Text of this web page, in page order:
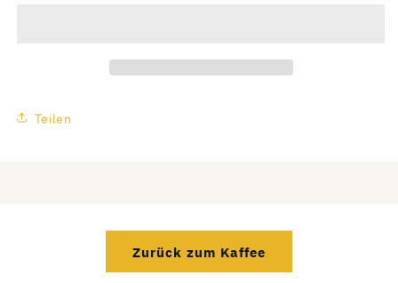
Teilen
Zurück zum Kaffee